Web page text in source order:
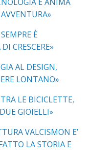
È
CRESCERE»
AL DESIGN,
LONTANO»
LE BICICLETTE,
GIOIELLI»
VALCISMON E’
LA STORIA E